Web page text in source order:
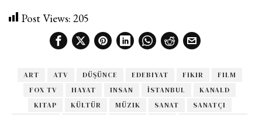
Post Views: 205
ART ATV DÜŞÜNCE EDEBIYAT FIKIR
FILM
FOX TV
HAYAT INSAN İSTANBUL
KANALD
KITAP
KÜLTÜR MÜZIK SANAT
SANATÇI